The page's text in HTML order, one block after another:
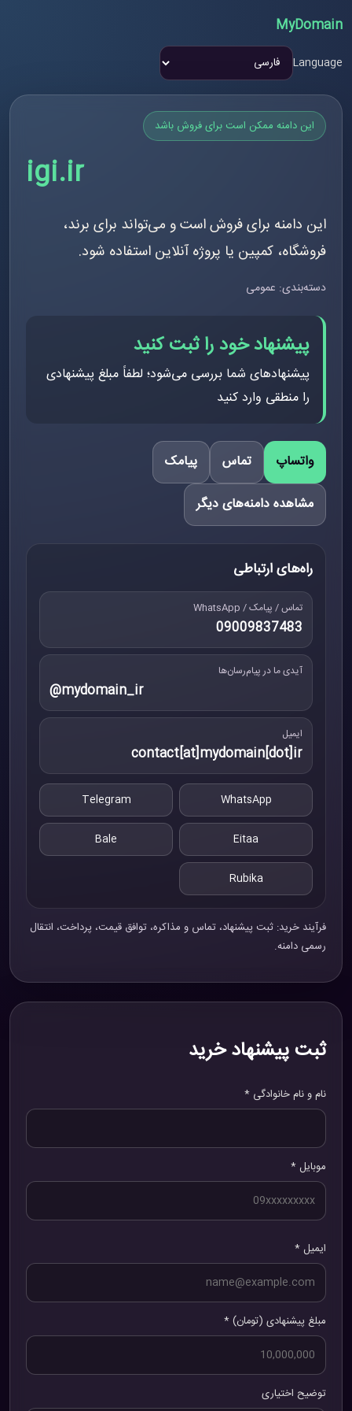
MyDomain
Language
این دامنه ممکن است برای فروش باشد
igi.ir
این دامنه برای فروش است و می‌تواند برای برند،
فروشگاه، کمپین یا پروژه آنلاین استفاده شود.
دسته‌بندی: عمومی
پیشنهاد خود را ثبت کنید
پیشنهادهای شما بررسی می‌شود؛ لطفاً مبلغ پیشنهادی
را منطقی وارد کنید
واتساپ تماس
پیامک
مشاهده دامنه‌های دیگر
راه‌های ارتباطی
تماس / پیامک / WhatsApp
09009837483
آیدی ما در پیام‌رسان‌ها
@mydomain_ir
ایمیل
contact[at]mydomain[dot]ir
WhatsApp
Telegram
Eitaa
Bale
Rubika
فرآیند خرید: ثبت پیشنهاد، تماس و مذاکره، توافق قیمت، پرداخت، انتقال
رسمی دامنه.
ثبت پیشنهاد خرید
نام و نام خانوادگی *
موبایل *
ایمیل *
مبلغ پیشنهادی (تومان) *
توضیح اختیاری